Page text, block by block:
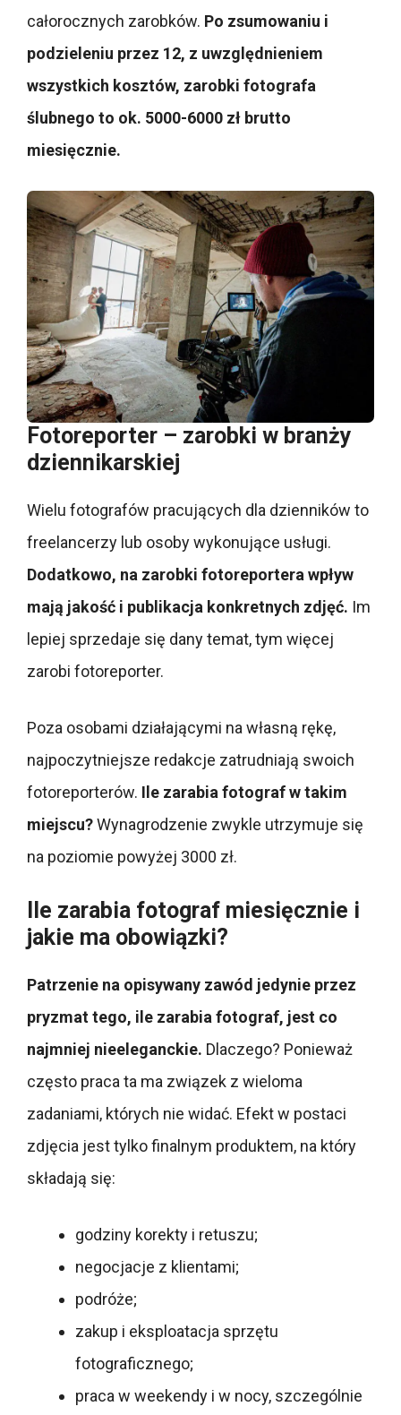
całorocznych zarobków. Po zsumowaniu i
podzieleniu przez 12, z uwzględnieniem
wszystkich kosztów, zarobki fotografa
ślubnego to ok. 5000-6000 zł brutto
miesięcznie.
Fotoreporter – zarobki w branży
dziennikarskiej
Wielu fotografów pracujących dla dzienników to
freelancerzy lub osoby wykonujące usługi.
Dodatkowo, na zarobki fotoreportera wpływ
mają jakość i publikacja konkretnych zdjęć. Im
lepiej sprzedaje się dany temat, tym więcej
zarobi fotoreporter.
Poza osobami działającymi na własną rękę,
najpoczytniejsze redakcje zatrudniają swoich
fotoreporterów. Ile zarabia fotograf w takim
miejscu?Wynagrodzenie zwykle utrzymuje się
na poziomie powyżej 3000 zł.
Ile zarabia fotograf miesięcznie i
jakie ma obowiązki?
Patrzenie na opisywany zawód jedynie przez
pryzmat tego, ile zarabia fotograf, jest co
najmniej nieeleganckie. Dlaczego? Ponieważ
często praca ta ma związek z wieloma
zadaniami, których nie widać. Efekt w postaci
zdjęcia jest tylko finalnym produktem, na który
składają się:
godziny korekty i retuszu;
negocjacje z klientami;
podróże;
zakup i eksploatacja sprzętu
fotograficznego;
praca w weekendy i w nocy, szczególnie